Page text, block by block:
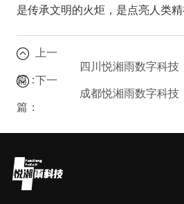
是传承文明的火炬，是点亮人类精
上一
篇：下一
篇：